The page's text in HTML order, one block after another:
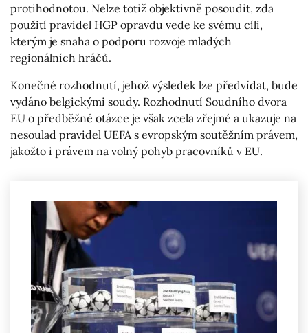
protihodnotou. Nelze totiž objektivně posoudit, zda
použití pravidel HGP opravdu vede ke svému cíli,
kterým je snaha o podporu rozvoje mladých
regionálních hráčů.
Konečné rozhodnutí, jehož výsledek lze předvídat, bude
vydáno belgickými soudy. Rozhodnutí Soudního dvora
EU o předběžné otázce je však zcela zřejmé a ukazuje na
nesoulad pravidel UEFA s evropským soutěžním právem,
jakožto i právem na volný pohyb pracovníků v EU.